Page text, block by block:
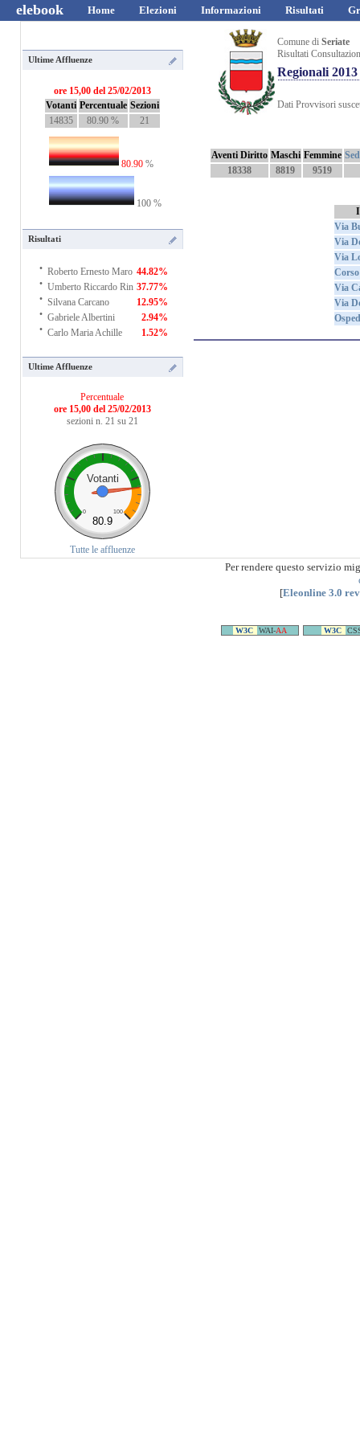
elebook Home Elezioni Informazioni Risultati
Ultime Affluenze
ore 15,00 del 25/02/2013
Votanti Percentuale Sezioni
14835
80.90 % 21
80.90%
100 %
Risultati
· Roberto Ernesto Maro 44.82%
· Umberto Riccardo Rin 37.77%
· Silvana Carcano 12.95%
· Gabriele Albertini 2.94%
· Carlo Maria Achille 1.52%
Ultime Affluenze
Percentuale
ore 15,00 del 25/02/2013
sezioni n. 21 su 21
Votanti
0 100
80.9
Tutte le affluenze
Comune diSeriate
Risultati
Regionali 2013
Dati Provvisori
Aventi Diritto Maschi Femmine
18338
8819 9519
Via
Via
Via
Via
Via
Per rendere questo servizio
[Eleonline 3.0
W3C WAI-AA W3C